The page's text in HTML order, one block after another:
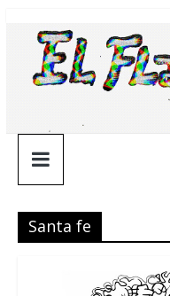
contenido
¯\_(ツ)_/
¯
Santa fe